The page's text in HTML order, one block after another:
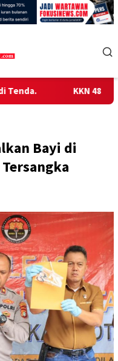
KKN 48 UNCEN GELAR
Bayi di